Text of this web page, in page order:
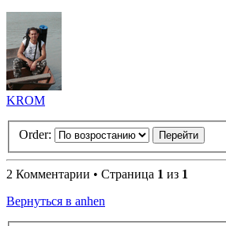
KROM
Order:
2 Комментарии • Страница 1 из 1
Вернуться в anhen